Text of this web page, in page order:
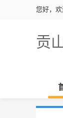
您好，欢
贡